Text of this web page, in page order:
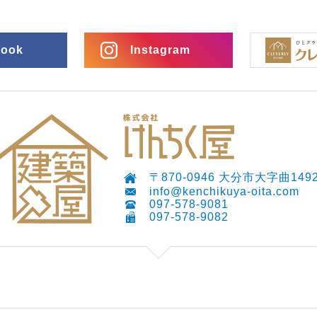
Instagram
〒870-0946 大分市大字曲
info@kenchikuya-oita.com
097-578-9081
097-578-9082